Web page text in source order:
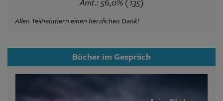
Allen Teilnehmern einen herzlichen Dank!
Bücher im Gespräch